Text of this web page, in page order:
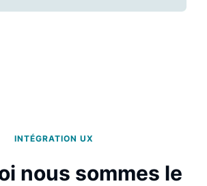
INTÉGRATION UX
nous sommes le